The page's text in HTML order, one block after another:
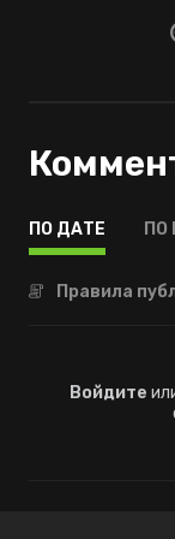
ПО ДАТЕ ПО
Правила
Войдите